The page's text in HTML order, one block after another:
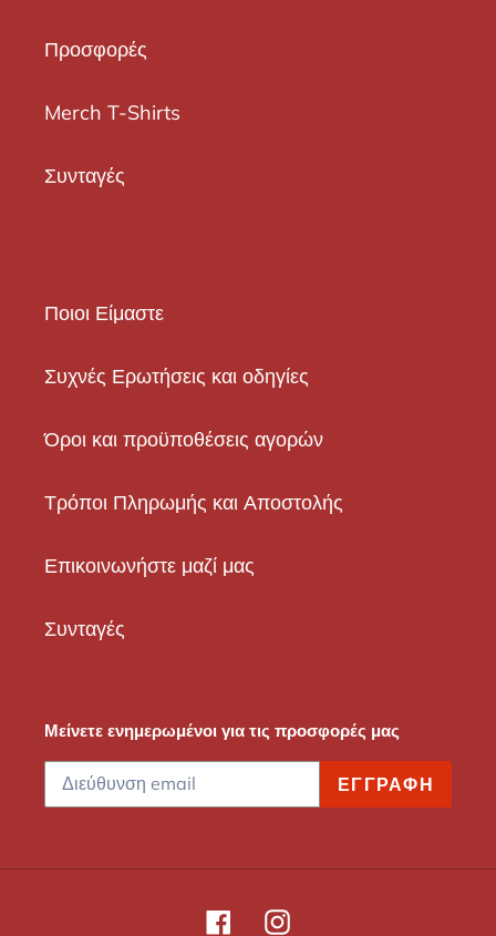
Προσφορές
Merch T-Shirts
Συνταγές
Ποιοι Είμαστε
Συχνές Ερωτήσεις και οδηγίες
Όροι και προϋποθέσεις αγορών
Τρόποι Πληρωμής και Αποστολής
Επικοινωνήστε μαζί μας
Συνταγές
Μείνετε ενημερωμένοι για τις προσφορές μας
ΕΓΓΡΑΦΉ
FacebookInstagram